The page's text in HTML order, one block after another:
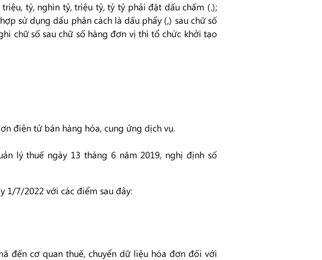
tỷ, nghìn tỷ, triệu tỷ, tỷ tỷ phải đặt dấu chấm (.);
sử dụng dấu phân cách là dấu phẩy (,) sau chữ số
chữ số sau chữ số hàng đơn vị thì tổ chức khởi tạo
điện tử bán hàng hóa, cung ứng dịch vụ.
lý thuế ngày 13 tháng 6 năm 2019, nghị định số
1/7/2022 với các điểm sau đây:
đến cơ quan thuế, chuyển dữ liệu hóa đơn đối với